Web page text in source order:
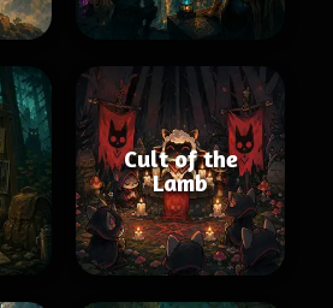
Cult of the
Lamb